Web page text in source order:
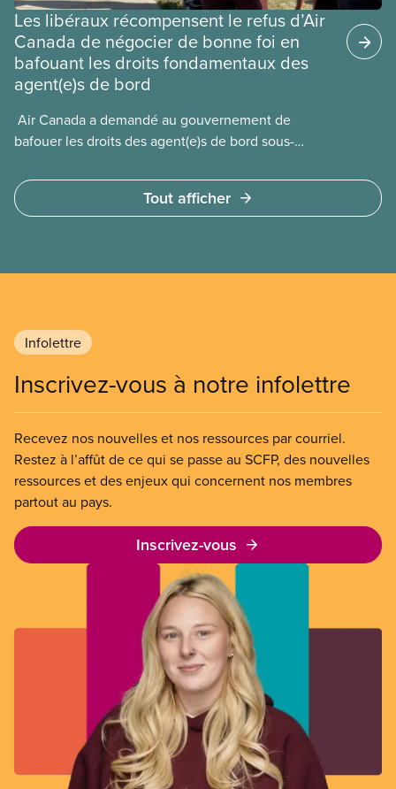
Les libéraux récompensent le refus d’Air
Canada de négocier de bonne foi en
bafouant les droits fondamentaux des
agent(e)s de bord
​ Air Canada a demandé au gouvernement de
bafouer les droits des agent(e)s de bord sous-
ministre de l’Emploi, Patty Hajdu, n’a attendu que
quelques heures pour accéder à cette demande de
Tout afficher
Infolettre
Inscrivez-vous à notre infolettre
Recevez nos nouvelles et nos ressources par courriel.
Restez à l’affût de ce qui se passe au SCFP, des nouvelles
ressources et des enjeux qui concernent nos membres
partout au pays.
Inscrivez-vous